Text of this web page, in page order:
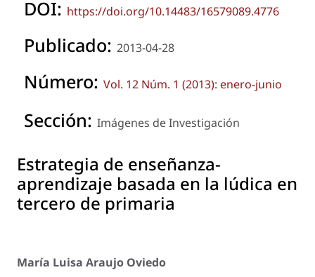
DOI: https://doi.org/10.14483/16579089.4776
Publicado: 2013-04-28
Número: Vol. 12 Núm. 1 (2013): enero-junio
Sección: Imágenes de Investigación
Estrategia de enseñanza-
aprendizaje basada en la lúdica en
tercero de primaria
María Luisa Araujo Oviedo